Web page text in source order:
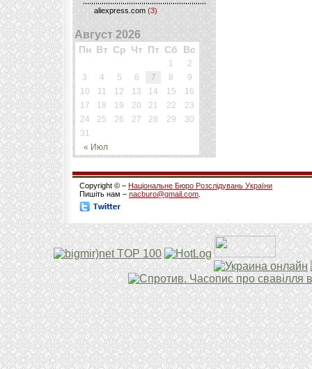
aliexpress.com (3)
Август 2026
Пн Вт Ср Чт Пт Сб Вс
« Июл
1
2
3
4 5 6 7 8
9
10
11 12 13 14 15
16
17
18 19 20 21 22
23
24
25 26 27 28 29
30
31
Copyright © – Національне Бюро Розслідувань України
Пишіть нам – nacburo@gmail.com